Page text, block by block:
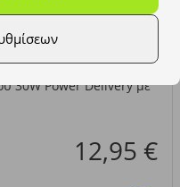
30W Power Delivery με
12,95 €